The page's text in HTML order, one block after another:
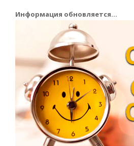
Информация обновляется...